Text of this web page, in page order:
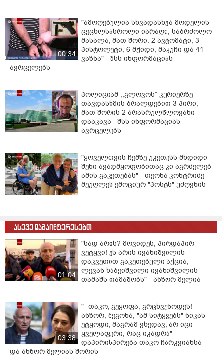
00:34
"ამოღებულია სხვადასხვა მოდელის
ცეცხლსასროლი იარაღი, საბრძოლო
მასალა, მათ შორი: 2 ავტომატი, 3
პისტოლეტი, 6 მჭიდი, მაყუჩი და 41
ვაზნა" - შსს ინფორმაციას
ავრცელებს
პოლიციამ ,,გლოვოს” კურიერზე
თავდასხმის ბრალდებით 3 პირი,
მათ შორის 2 არასრულწლოვანი
დააკავა - შსს ინფორმაციას
ავრცელებს
"ყოველთვის ჩემზე უკეთესს მხდიდი -
შენი ავადმყოფობითაც კი აგრძელებ
ამის გაკეთებას" - თეონა კონტრიძე
მეუღლეს ემოციურ "პოსტს" უძღვნის
ასევე დაგაინტერესებთ
01:04
"სად არის? მოვიდეს, პირდაპირ
ვეტყვი! ეს არის ივანიშვილის
დაკვეთით გაკეთებული აქცია,
ლევან ხაბეიშვილი ივანიშვილის
თამაშს თამაშობს" - ანზორ მელია
03:38
"- თაკო, გეყოფა, გრცხვენოდეს! -
ანზორ, მეგონა, "ამ სიტყვებს" ნიკას
ეტყოდი, მაგრამ ვხედავ, არ იცი
ყველაფერი, რაც იკადრა" -
დაპირისპირება თაკო ჩარკვიანსა
და ანზორ მელიას შორის